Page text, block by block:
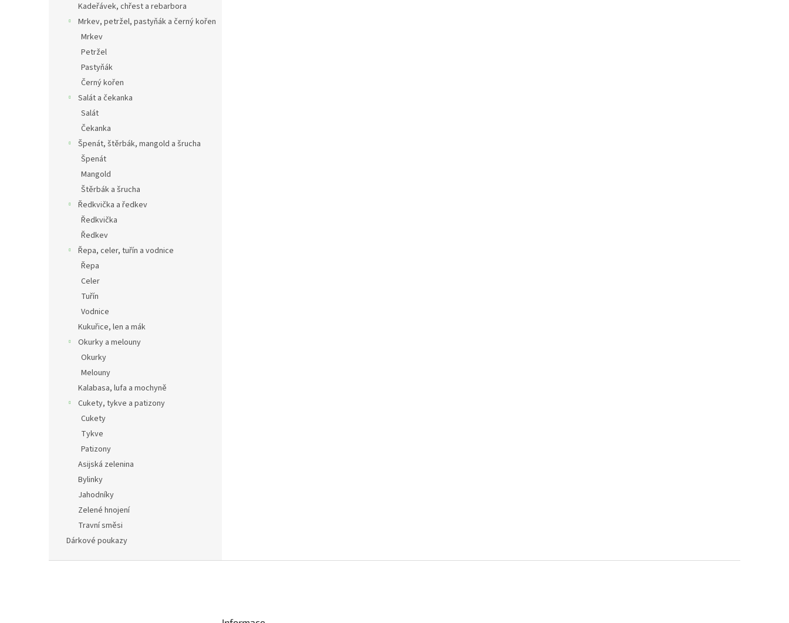
Kadeřávek, chřest a rebarbora
Mrkev, petržel, pastyňák a černý kořen
Mrkev
Petržel
Pastyňák
Černý kořen
Salát a čekanka
Salát
Čekanka
Špenát, štěrbák, mangold a šrucha
Špenát
Mangold
Štěrbák a šrucha
Ředkvička a ředkev
Ředkvička
Ředkev
Řepa, celer, tuřín a vodnice
Řepa
Celer
Tuřín
Vodnice
Kukuřice, len a mák
Okurky a melouny
Okurky
Melouny
Kalabasa, lufa a mochyně
Cukety, tykve a patizony
Cukety
Tykve
Patizony
Asijská zelenina
Bylinky
Jahodníky
Zelené hnojení
Travní směsi
Dárkové poukazy